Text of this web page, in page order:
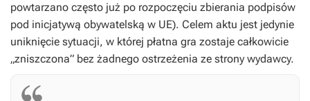
powtarzano często już po rozpoczęciu zbierania podpisów
pod inicjatywą obywatelską w UE). Celem aktu jest jedynie
uniknięcie sytuacji, w której płatna gra zostaje całkowicie
„zniszczona” bez żadnego ostrzeżenia ze strony wydawcy.